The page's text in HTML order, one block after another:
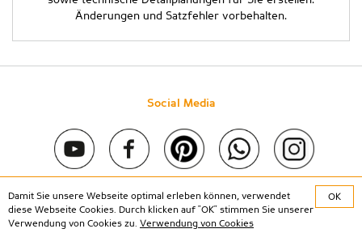
Änderungen und Satzfehler vorbehalten.
Social Media
Copyright © 2020 Stein & Co gmbh. All rights reserved. |
Kontakt|Impressum |Datenschutz
Damit Sie unsere Webseite optimal erleben können, verwendet
diese Webseite Cookies. Durch klicken auf "OK" stimmen Sie unserer
Verwendung von Cookies zu. Verwendung von Cookies
OK